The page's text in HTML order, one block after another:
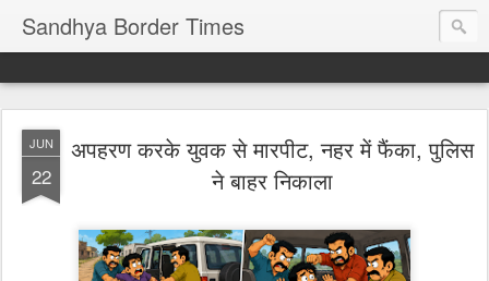
Sandhya Border Times
JUN
22
अपहरण करके युवक से मारपीट, नहर में फैंका, पुलिस
ने बाहर निकाला